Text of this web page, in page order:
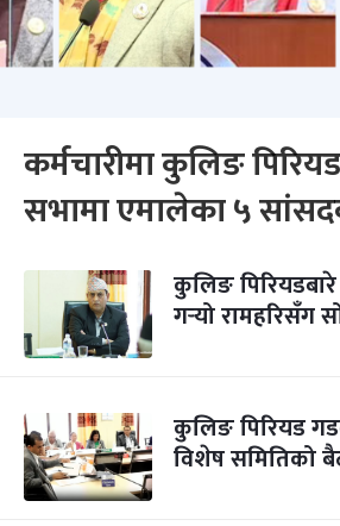
कर्मचारीमा कुलिङ पिरियड
सभामा एमालेका ५
कुलिङ
गर्‍यो रामहरिसँग
कुलिङ पिरियड
विशेष समितिको